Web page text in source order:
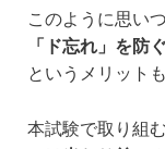
このように思い
「ド忘れ」を防ぐ
というメリット
本試験で取り組